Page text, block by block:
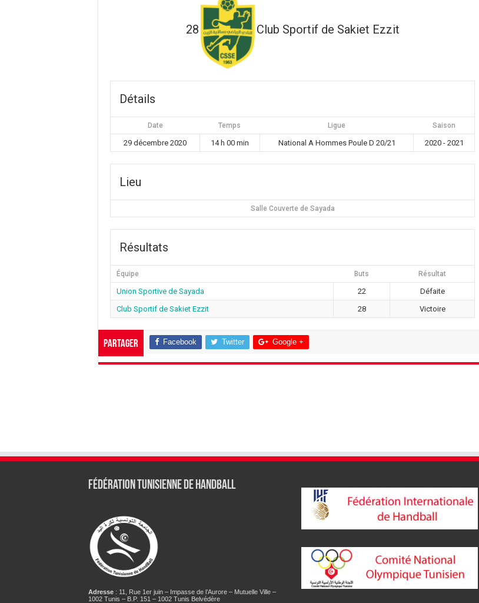
28 Club Sportif de Sakiet Ezzit
Détails
Date Temps Ligue Saison
29 décembre 2020 14 h 00 min National A Hommes Poule D 20/21 2020 - 2021
Lieu
Salle Couverte de Sayada
Résultats
Équipe Buts Résultat
Union Sportive de Sayada 22
Défaite
Club Sportif de Sakiet Ezzit
28 Victoire
Partager Facebook Twitter Google +
Fédération tunisienne de Handball
Adresse: 11, Rue 1er juin – Impasse de l’Aurore – Mutuelle Ville –
1002 Tunis – B.P. 151 – 1002 Tunis Belvédère